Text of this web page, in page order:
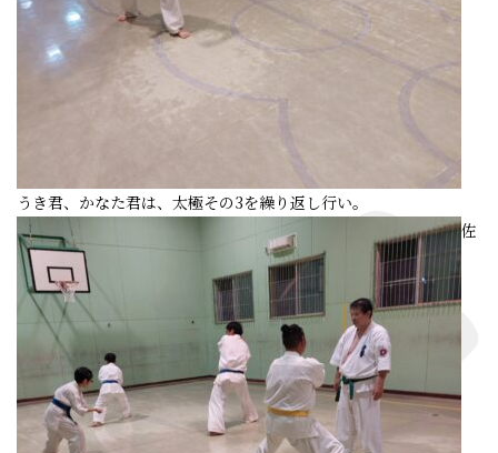
うき君、かなた君は、太極その3を繰り返し行い。
佐